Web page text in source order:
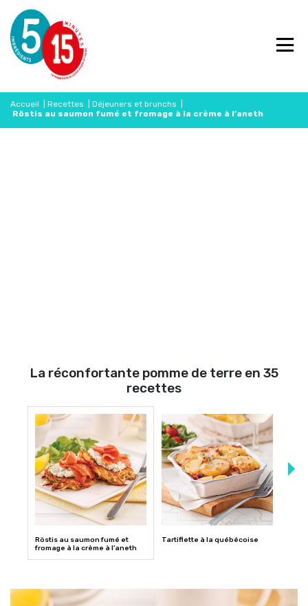
Accueil Recettes Déjeuners et brunchs
Röstis au saumon fumé et fromage à la crème à l’aneth
La réconfortante pomme de terre en 35
recettes
Röstis au saumon fumé et
fromage à la crème à l’aneth
Tartiflette à la québécoise